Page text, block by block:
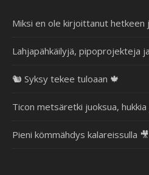
Miksi en ole kirjoittanut hetkeen
Lahjapähkäilyjä, pipoprojekteja
🐿️ Syksy tekee tuloaan 🍁
Ticon metsäretki juoksua,
Pieni kömmähdys kalareissulla